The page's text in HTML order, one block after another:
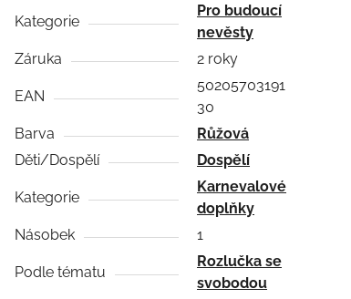
Kategorie
Pro budoucí
nevěsty
Záruka
2 roky
EAN
50205703191
30
Barva
Růžová
Děti/Dospělí
Dospělí
Kategorie
Karnevalové
doplňky
Násobek
1
Podle tématu
Rozlučka se
svobodou